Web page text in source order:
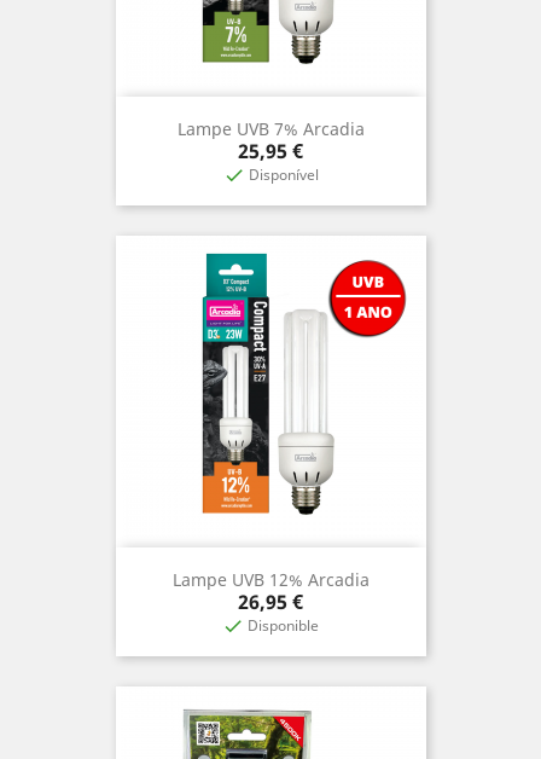
Lampe UVB 7% Arcadia
Prix
25,95 €
 Disponível
Lampe UVB 12% Arcadia
Prix
26,95 €
 Disponible